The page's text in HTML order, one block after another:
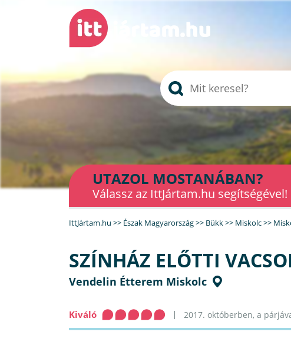
UTAZOL MOSTANÁBAN?
Válassz az IttJártam.hu segítségével!
IttJártam.hu >> Észak Magyarország>> Bükk>> Miskolc>>
SZÍNHÁZ ELŐTTI
Vendelin Étterem Miskolc
Kiváló 2017. októberben, a